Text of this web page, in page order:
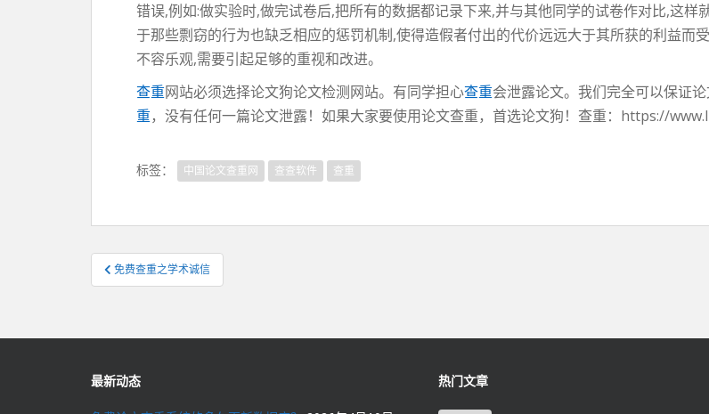
错误,例如:做实验时,做完试卷后,把所有的数据都记录下来,并与其他同学的试卷作对比,这
于那些剽窃的行为也缺乏相应的惩罚机制,使得造假者付出的代价远远大于其所获的利益而
不容乐观,需要引起足够的重视和改进。
查重网站必须选择论文狗论文检测网站。有同学担心查重会泄露论文。我们完全可以保证
重，没有任何一篇论文泄露！如果大家要使用论文查重，首选论文狗！查重：https://
标签： 中国论文查重网 查查软件 查重
文
章
航
免费查重之学术诚信
最新动态 热门文章